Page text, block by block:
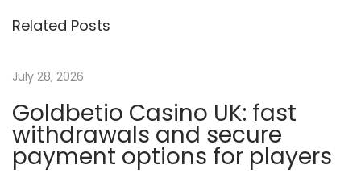
ر
ج
ا
ت
م
Related Posts
July 28, 2026
Goldbetio Casino UK: fast
withdrawals and secure
payment options for players